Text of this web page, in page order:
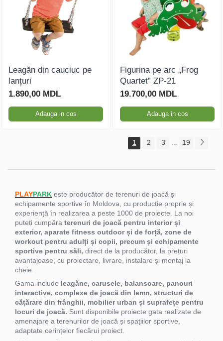
Leagăn din cauciuc pe
lanțuri
1.890,00 MDL
Adauga in cos
Figurina pe arc „Frog
Quartet” ZP-21
19.700,00 MDL
Adauga in cos
1 2 3 ... 19
PLAYPARK este producător de terenuri de joacă și
echipamente sportive în Moldova, cu producție proprie și
experiență în realizarea a peste 1000 de proiecte. La noi
puteți cumpăra terenuri de joacă pentru interior și
exterior, aparate fitness outdoor și de forță, zone de
workout pentru adulți și copii, precum și echipamente
sportive pentru săli, direct de la producător, la prețuri
avantajoase, cu proiectare, livrare, instalare și montaj la
cheie.
Gama include leagăne, carusele, balansoare, panouri
interactive, complexe de joacă din lemn, structuri de
cățărare din frânghii, mobilier urban și suprafețe pentru
locuri de joacă. Sunt disponibile proiecte gata realizate de
amenajare a terenurilor de joacă și spațiilor sportive,
adaptate cerințelor fiecărui proiect.